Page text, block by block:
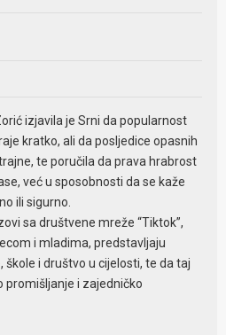
izjavila je Srni da popularnost
kratko, ali da posljedice opasnih
te poručila da prava hrabrost
već u sposobnosti da se kaže
ili sigurno.
sa društvene mreže “Tiktok”,
i mladima, predstavljaju
i društvo u cijelosti, te da taj
i zajedničko